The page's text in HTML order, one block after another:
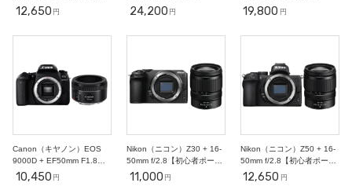
者ポートレート撮影セッ
ト】
12,650 円
F2.8【初心者ポートレート
セット】ミラーレス一眼
24,200 円
F2.8【初心者ポートレート
セット】ミラーレス一眼
19,800 円
Canon（キヤノン）EOS
9000D + EF50mm F1.8
STM【初心者ポートレート
撮影セット】
10,450 円
Nikon（ニコン）Z30 + 16-
50mm f/2.8【初心者ポート
レート撮影セット】
11,000 円
Nikon（ニコン）Z50 + 16-
50mm f/2.8【初心者ポート
レート撮影セット】
12,650 円